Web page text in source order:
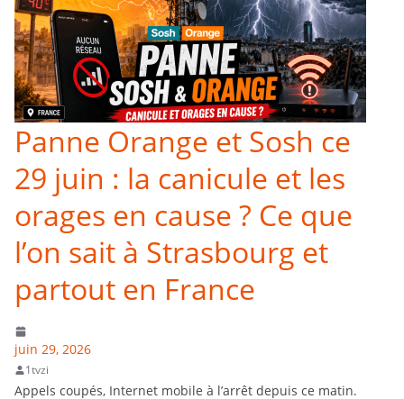
Panne Orange et Sosh ce
29 juin : la canicule et les
orages en cause ? Ce que
l’on sait à Strasbourg et
partout en France
juin 29, 2026
1tvzi
Appels coupés, Internet mobile à l’arrêt depuis ce matin.